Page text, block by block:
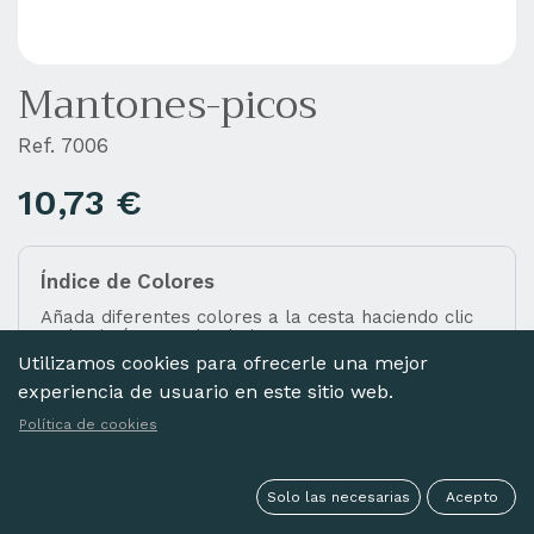
Mantones-picos
Índice de Colores
Añada diferentes colores a la cesta haciendo clic
en las imágenes de abajo.
Ref. 7006
10,73 €
Utilizamos cookies para ofrecerle una mejor
experiencia de usuario en este sitio web.
Política de cookies
Solo las necesarias Acepto